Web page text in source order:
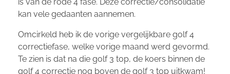
kan vele gedaanten aannemen.
Omcirkeld heb ik de vorige vergelijkbare golf 4
correctiefase, welke vorige maand werd gevormd.
Te zien is dat na die golf 3 top, de koers binnen de
golf 4 correctie nog boven de golf 3 top uitkwam!